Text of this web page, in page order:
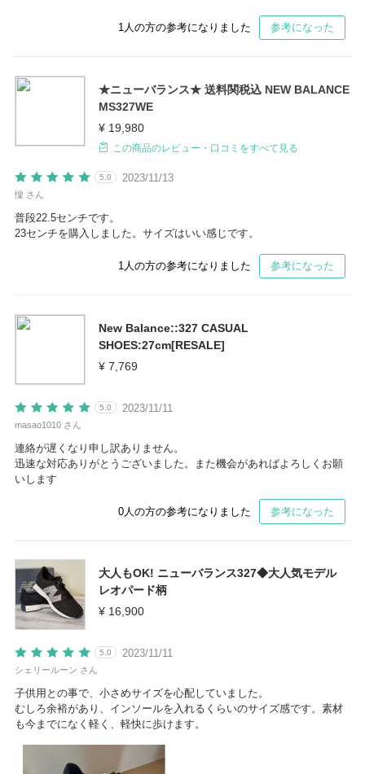
1 人の方の参考になりました 参考になった
★ニューバランス★ 送料関税込 NEW BALANCE
MS327WE
¥ 19,980
この商品のレビュー・口コミをすべて見る
2023/11/13
5.0
懍 さん
普段22.5センチです。
23センチを購入しました。サイズはいい感じです。
1 人の方の参考になりました 参考になった
New Balance::327 CASUAL
SHOES:27cm[RESALE]
¥ 7,769
2023/11/11
5.0
masao1010 さん
連絡が遅くなり申し訳ありません。
迅速な対応ありがとうございました。また機会があればよろしくお願
いします
0 人の方の参考になりました 参考になった
大人もOK! ニューバランス327◆大人気モデル
レオパード柄
¥ 16,900
2023/11/11
5.0
シェリールーン さん
子供用との事で、小さめサイズを心配していました。
むしろ余裕があり、インソールを入れるくらいのサイズ感です。素材
も今までになく軽く、軽快に歩けます。